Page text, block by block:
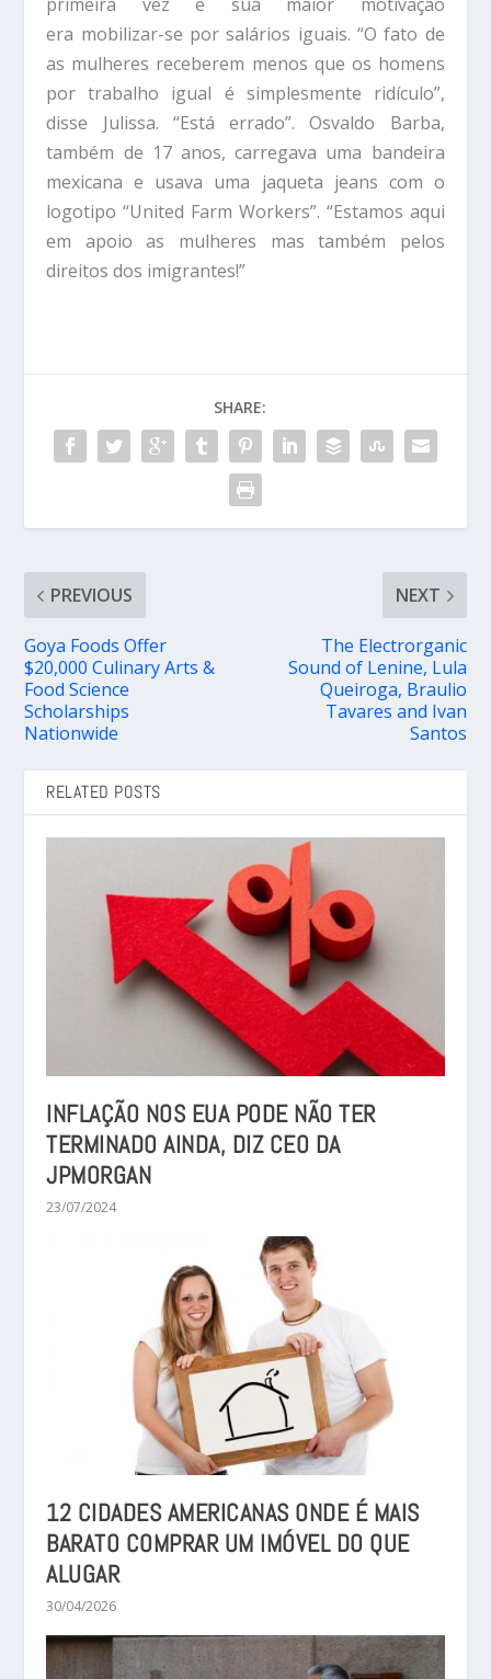
era mobilizar-se por salários iguais. “O fato de
as mulheres receberem menos que os homens
por trabalho igual é simplesmente ridículo”,
disse Julissa. “Está errado”. Osvaldo Barba,
também de 17 anos, carregava uma bandeira
mexicana e usava uma jaqueta jeans com o
logotipo “United Farm Workers”. “Estamos aqui
em apoio as mulheres mas também pelos
direitos dos imigrantes!”
SHARE:
PREVIOUS
Goya Foods Offer
$20,000 Culinary Arts &
Food Science
Scholarships
Nationwide
NEXT
The Electrorganic
Sound of Lenine, Lula
Queiroga, Braulio
Tavares and Ivan
Santos
RELATED POSTS
INFLAÇÃO NOS EUA PODE NÃO TER
TERMINADO AINDA, DIZ CEO DA
JPMORGAN
23/07/2024
12 CIDADES AMERICANAS ONDE É MAIS
BARATO COMPRAR UM IMÓVEL DO QUE
ALUGAR
30/04/2026